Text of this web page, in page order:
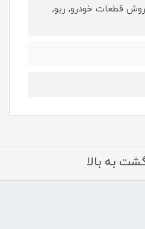
قطعات خودرو, ریو,
به بالا